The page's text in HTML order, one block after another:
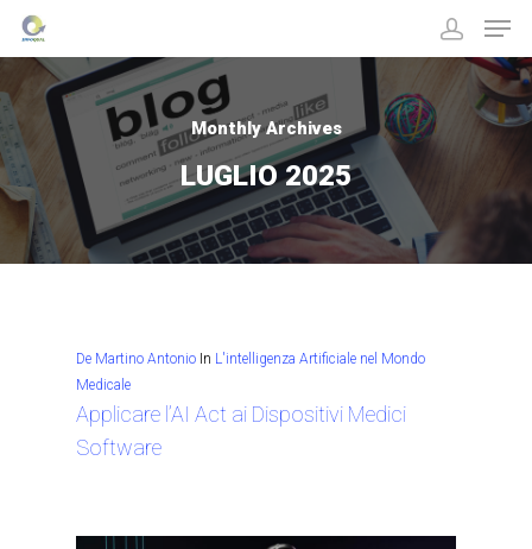
Hit enter to search or ESC to close
Monthly Archives
LUGLIO 2025
De Martino Antonio In L'intelligenza Artificiale nel Mondo
Medicale
Applicare l’AI Act ai Dispositivi Medici
Software